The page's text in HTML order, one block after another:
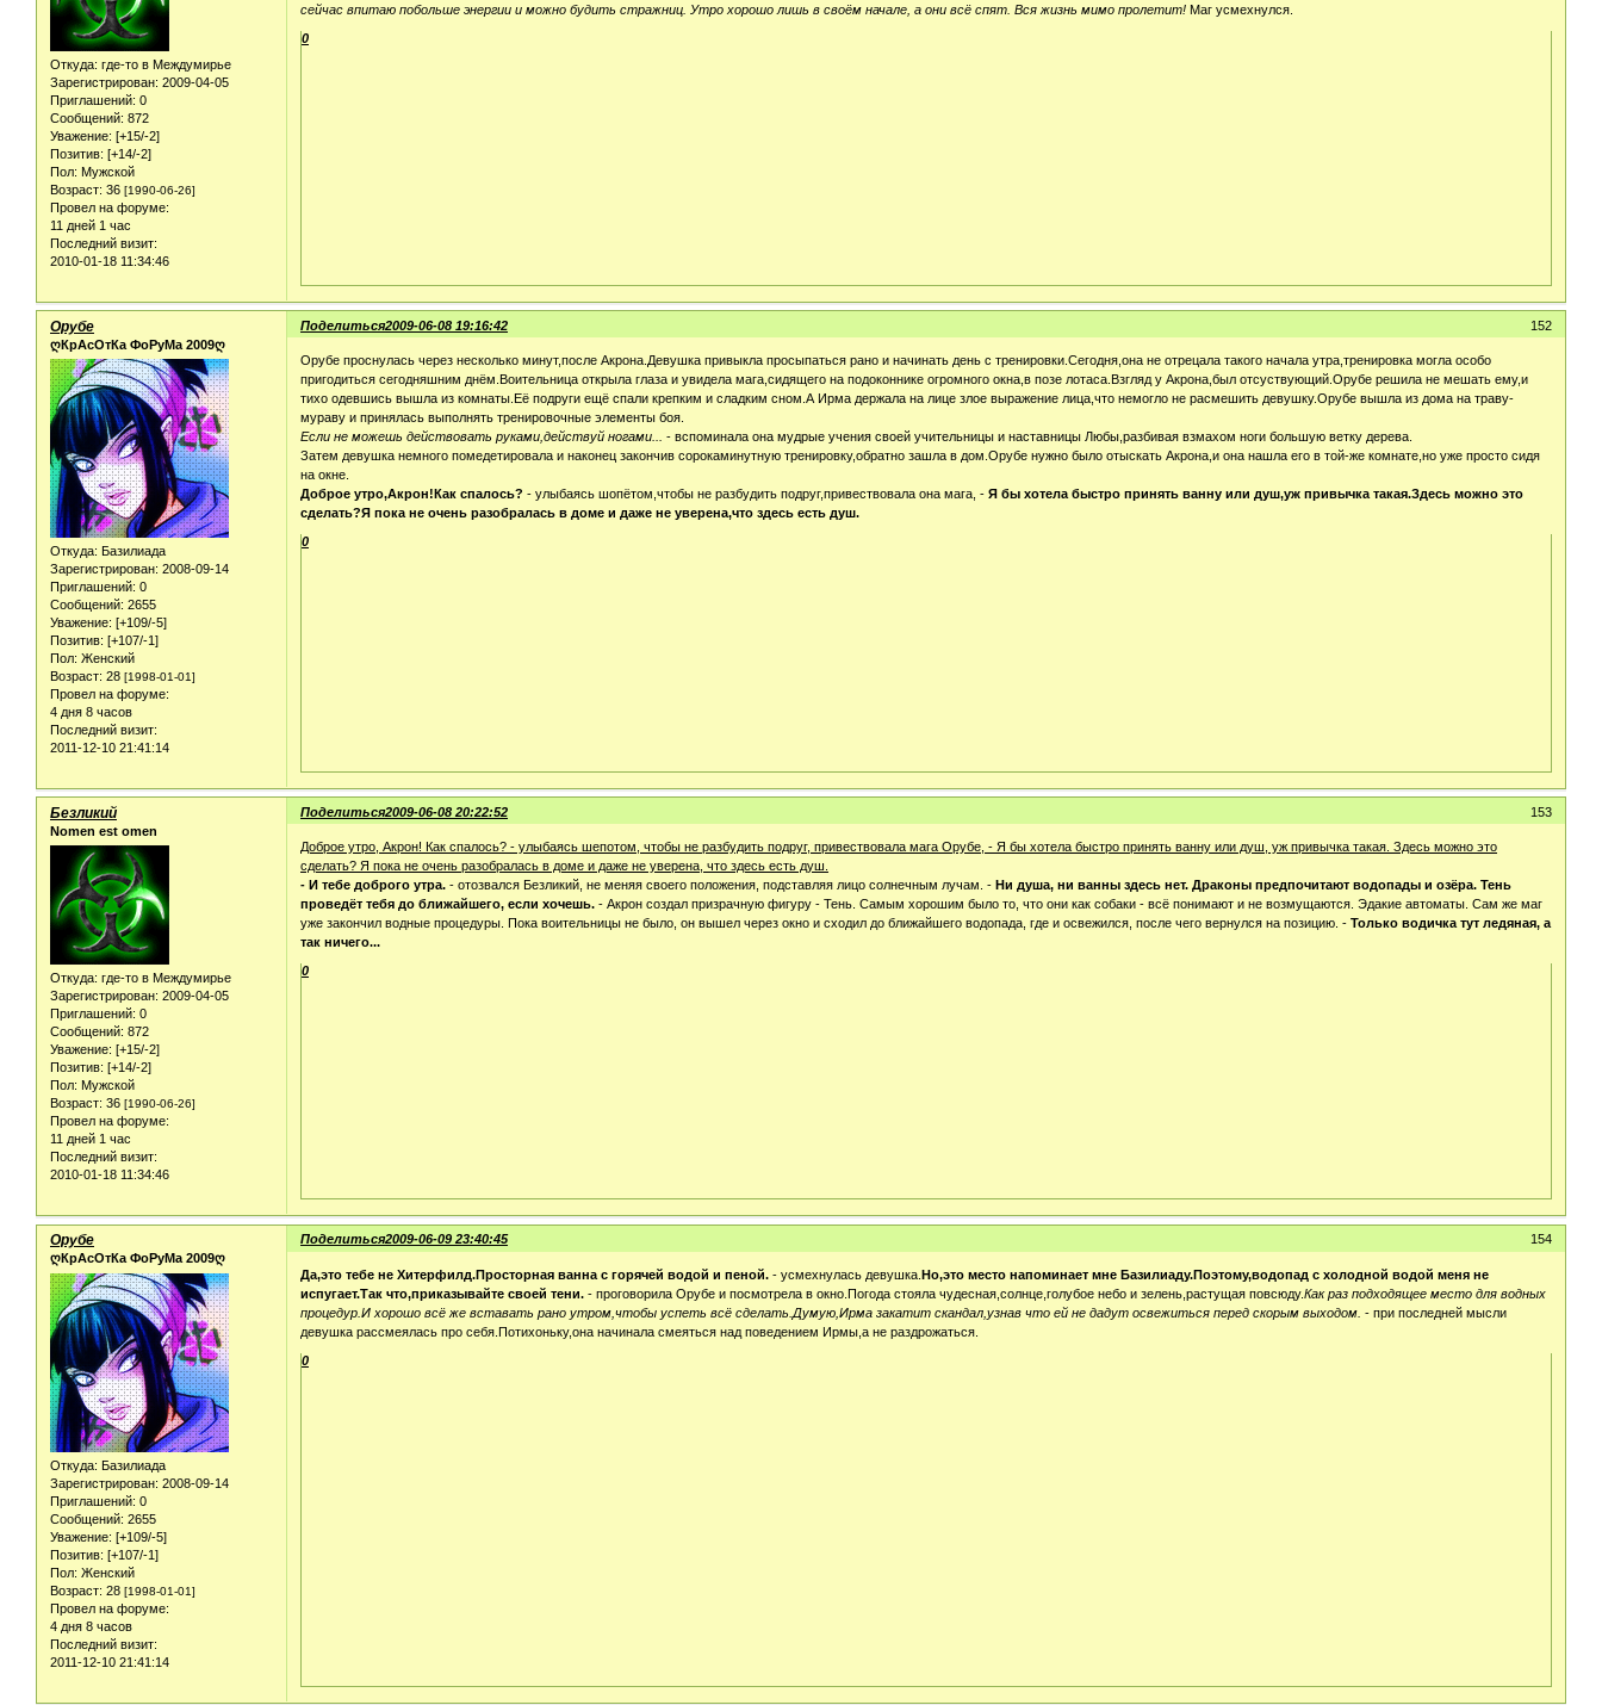
Откуда: где-то в Междумирье
Зарегистрирован: 2009-04-05
Приглашений: 0
Сообщений: 872
Уважение: [+15/-2]
Позитив: [+14/-2]
Пол: Мужской
Возраст: 36 [1990-06-26]
Провел на форуме:
11 дней 1 час
Последний визит:
2010-01-18 11:34:46
сейчас впитаю побольше энергии и можно будить стражниц. Утро хорошо лишь в своём начале, а они всё спят. Вся жизнь мимо пролетит! Маг усмехнулся.
0
Поделиться 152
2009-06-08 19:16:42
Орубе
ღКрАсОтКа ФоРуМа 2009ღ
Откуда: Базилиада
Зарегистрирован: 2008-09-14
Приглашений: 0
Сообщений: 2655
Уважение: [+109/-5]
Позитив: [+107/-1]
Пол: Женский
Возраст: 28 [1998-01-01]
Провел на форуме:
4 дня 8 часов
Последний визит:
2011-12-10 21:41:14
Орубе проснулась через несколько минут,после Акрона.Девушка привыкла просыпаться рано и начинать день с тренировки.Сегодня,она не отрецала такого начала утра,тренировка могла особо
пригодиться сегодняшним днём.Воительница открыла глаза и увидела мага,сидящего на подоконнике огромного окна,в позе лотаса.Взгляд у Акрона,был отсуствующий.Орубе решила не мешать ему,и
тихо одевшись вышла из комнаты.Её подруги ещё спали крепким и сладким сном.А Ирма держала на лице злое выражение лица,что немогло не расмешить девушку.Орубе вышла из дома на траву-
мураву и принялась выполнять тренировочные элементы боя.
Если не можешь действовать руками,действуй ногами...
- вспоминала она мудрые учения своей учительницы и наставницы Любы,разбивая взмахом ноги большую ветку дерева.
Затем девушка немного помедетировала и наконец закончив сорокаминутную тренировку,обратно зашла в дом.Орубе нужно было отыскать Акрона,и она нашла его в той-же комнате,но уже просто сидя
на окне.
Доброе утро,Акрон!Как спалось? - улыбаясь шопётом,чтобы не разбудить подруг,привествовала она мага, -Я бы хотела быстро принять ванну или душ,уж привычка такая.Здесь можно это
сделать?Я пока не очень разобралась в доме и даже не уверена,что здесь есть душ.
0
Поделиться 153
2009-06-08 20:22:52
Безликий
Nomen est omen
Откуда: где-то в Междумирье
Зарегистрирован: 2009-04-05
Приглашений: 0
Сообщений: 872
Уважение: [+15/-2]
Позитив: [+14/-2]
Пол: Мужской
Возраст: 36 [1990-06-26]
Провел на форуме:
11 дней 1 час
Последний визит:
2010-01-18 11:34:46
Доброе утро, Акрон! Как спалось? - улыбаясь шепотом, чтобы не разбудить подруг, привествовала мага Орубе, - Я бы хотела быстро принять ванну или душ, уж привычка такая. Здесь можно это
сделать? Я пока не очень разобралась в доме и даже не уверена, что здесь есть душ.
- И тебе доброго утра. - отозвался Безликий, не меняя своего положения, подставляя лицо солнечным лучам. - Ни душа, ни ванны здесь нет. Драконы предпочитают водопады и озёра. Тень
проведёт тебя до ближайшего, если хочешь. - Акрон создал призрачную фигуру - Тень. Самым хорошим было то, что они как собаки - всё понимают и не возмущаются. Эдакие автоматы. Сам же маг
уже закончил водные процедуры. Пока воительницы не было, он вышел через окно и сходил до ближайшего водопада, где и освежился, после чего вернулся на позицию. -Только водичка тут ледяная, а
так ничего...
0
Поделиться 154
2009-06-09 23:40:45
Орубе
ღКрАсОтКа ФоРуМа 2009ღ
Откуда: Базилиада
Зарегистрирован: 2008-09-14
Приглашений: 0
Сообщений: 2655
Уважение: [+109/-5]
Позитив: [+107/-1]
Пол: Женский
Возраст: 28 [1998-01-01]
Провел на форуме:
4 дня 8 часов
Последний визит:
2011-12-10 21:41:14
Да,это тебе не Хитерфилд.Просторная ванна с горячей водой и пеной. - усмехнулась девушка.Но,это место напоминает мне Базилиаду.Поэтому,водопад с холодной водой меня не
испугает.Так что,приказывайте своей тени. - проговорила Орубе и посмотрела в окно.Погода стояла чудесная,солнце,голубое небо и зелень,растущая повсюду.Как раз подходящее место для водных
процедур.И хорошо всё же вставать рано утром,чтобы успеть всё сделать.Думую,Ирма закатит скандал,узнав что ей не дадут освежиться перед скорым выходом. - при последней мысли
девушка рассмеялась про себя.Потихоньку,она начинала смеяться над поведением Ирмы,а не раздрожаться.
0